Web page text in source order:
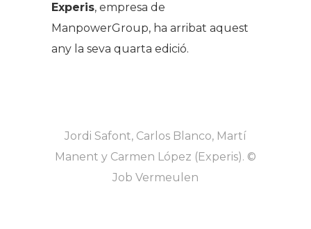
Experis, empresa de
ManpowerGroup, ha arribat aquest
any la seva quarta edició.
Jordi Safont, Carlos Blanco, Martí
Manent y Carmen López (Experis). ©
Job Vermeulen